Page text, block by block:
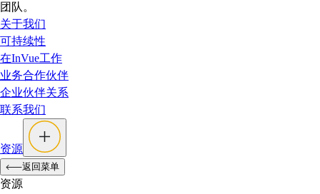
团队。
关于我们
可持续性
在InVue工作
业务合作伙伴
企业伙伴关系
联系我们
资源
返回菜单
资源